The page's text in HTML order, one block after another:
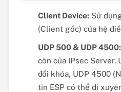
Client Device:Sử
(Client gốc) của hệ
UDP 500 & UDP 4500:
còn của IPsec Server.
đổi khóa, UDP 4500
tin ESP có thể đi